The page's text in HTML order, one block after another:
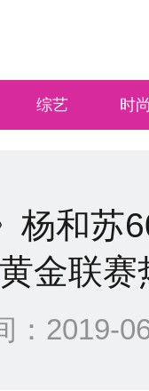
综艺 时
杨和苏
金联赛
：2019-